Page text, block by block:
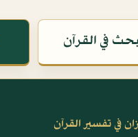
في القرآن
في تفسير القرآن